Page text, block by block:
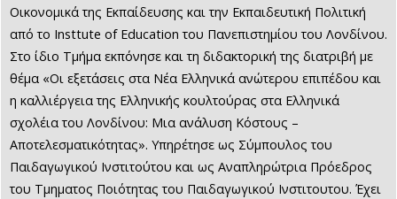
Οικονομικά της Εκπαίδευσης και την Εκπαιδευτική Πολιτική
από το Insttute of Education του Πανεπιστημίου του Λονδίνου.
Στο ίδιο Τμήμα εκπόνησε και τη διδακτορική της διατριβή με
θέμα «Οι εξετάσεις στα Νέα Ελληνικά ανώτερου επιπέδου και
η καλλιέργεια της Ελληνικής κουλτούρας στα Ελληνικά
σχολέια του Λονδίνου: Μια ανάλυση Κόστους –
Αποτελεσματικότητας». Υπηρέτησε ως Σύμπουλος του
Παιδαγωγικού Ινστιτούτου και ως Αναπληρώτρια Πρόεδρος
του Τμηματος Ποιότητας του Παιδαγωγικού Ινστιτουτου. Έχει